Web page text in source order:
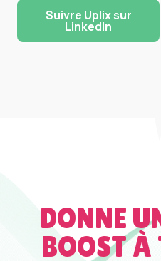
Suivre Uplix sur
LinkedIn
DONNE
BOOST À